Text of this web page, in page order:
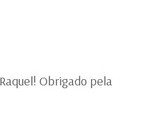
Obrigado pela